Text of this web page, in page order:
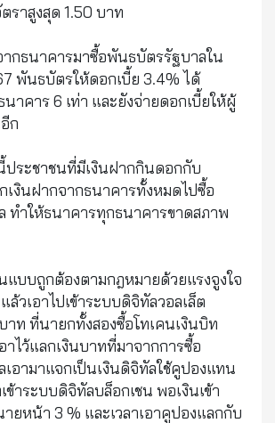
ราสูงสุด 1.50 บาท
กธนาคารมาซื้อพันธบัตรรัฐบาลใน
พันธบัตรให้ดอกเบี้ย 3.4% ได้
นาคาร 6 เท่า และยังจ่ายดอกเบี้ยให้ผู้
ก
ระชาชนที่มีเงินฝากกินดอกกับ
เงินฝากจากธนาคารทั้งหมดไปซื้อ
ทำให้ธนาคารทุกธนาคารขาดสภาพ
แบบถูกต้องตามกฎหมายด้วยแรงจูงใจ
ล้วเอาไปเข้าระบบดิจิทัลวอลเล็ต
ท ที่นายกทั้งสองซื้อโทเคนเงินบิท
าไว้แลกเงินบาทที่มาจากการซื้อ
อามาแจกเป็นเงินดิจิทัลใช้คูปองแทน
ข้าระบบดิจิทัลบล็อกเชน พอเงินเข้า
ยหน้า 3 % และเวลาเอาคูปองแลกกับ